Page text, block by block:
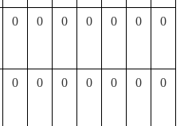
0 0 0 0 0 0 0
0 0 0 0 0 0 0